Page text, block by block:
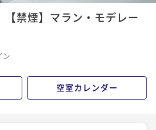
- 24:00 OUT12:00
ポイント即利用で最大5％OFF
み）2泊以上の連泊予約がお
【禁煙】マラン・モデレー
ン
空室カレンダー